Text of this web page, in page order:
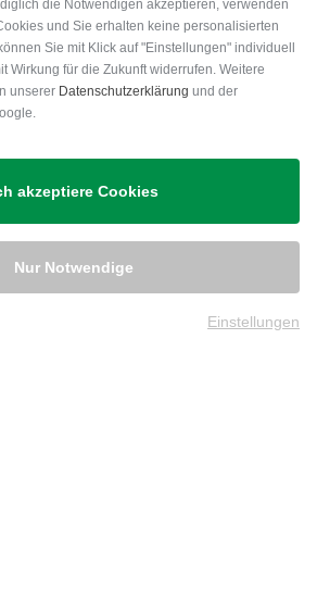
Versand
die Notwendigen akzeptieren, verwenden
und Sie erhalten keine personalisierten
Sie mit Klick auf "Einstellungen" individuell
Wirkung für die Zukunft widerrufen. Weitere
unserer Datenschutzerklärung und der
akzeptiere Cookies
Nur Notwendige
Einstellungen